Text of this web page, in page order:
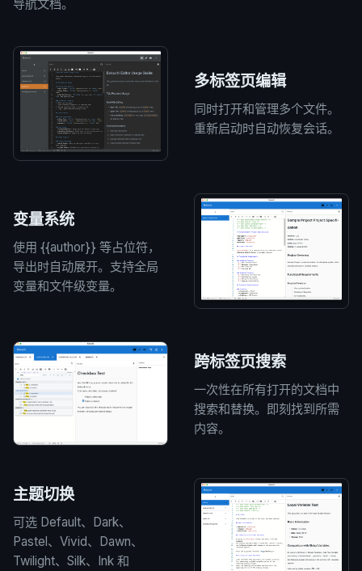
导航文档。
多标签页编辑
同时打开和管理多个文件。
重新启动时自动恢复会话。
变量系统
使用 {{author}} 等占位符，
导出时自动展开。支持全局
变量和文件级变量。
跨标签页搜索
一次性在所有打开的文档中
搜索和替换。即刻找到所需
内容。
主题切换
可选 Default、Dark、
Pastel、Vivid、Dawn、
Twilight、Silk、Ink 和